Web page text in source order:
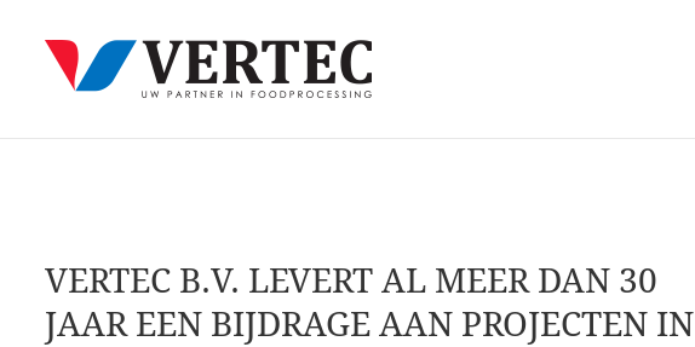
VERTEC B.V. LEVERT AL MEER DAN 30
JAAR EEN BIJDRAGE AAN PROJECTEN IN